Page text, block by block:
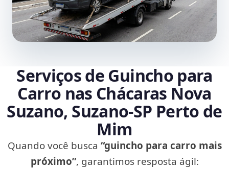
Serviços de Guincho para
Carro nas Chácaras Nova
Suzano, Suzano‑SP Perto de
Mim
Quando você busca “guincho para carro mais
próximo”, garantimos resposta ágil: